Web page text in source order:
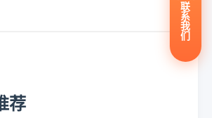
荐
联
系
我
们